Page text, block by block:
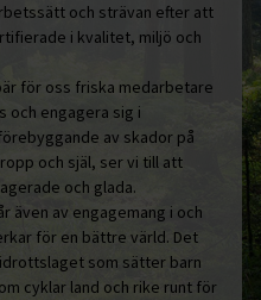
och strävan efter att
i kvalitet, miljö och
för oss friska medarbetare
och engagera sig i
av skador på
och själ, ser vi till att
och glada.
även av engagemang i och
för en bättre värld. Det
som sätter barn
cyklar land och rike runt för